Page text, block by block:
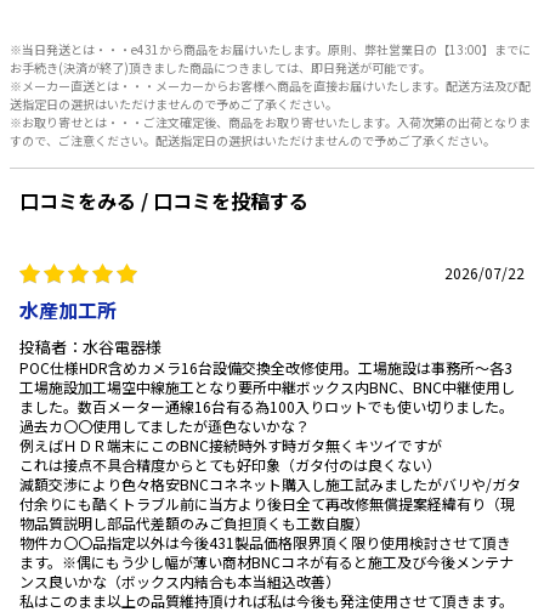
※当日発送とは・・・e431から商品をお届けいたします。原則、弊社営業日の【13:00】までに
お手続き(決済が終了)頂きました商品につきましては、即日発送が可能です。
※メーカー直送とは・・・メーカーからお客様へ商品を直接お届けいたします。配送方法及び配
送指定日の選択はいただけませんので予めご了承ください。
※お取り寄せとは・・・ご注文確定後、商品をお取り寄せいたします。入荷次第の出荷となりま
すので、ご注意ください。配送指定日の選択はいただけませんので予めご了承ください。
口コミをみる / 口コミを投稿する
2026/07/22
水産加工所
投稿者：水谷電器様
POC仕様HDR含めカメラ16台設備交換全改修使用。工場施設は事務所～各3
工場施設加工場空中線施工となり要所中継ボックス内BNC、BNC中継使用し
ました。数百メーター通線16台有る為100入りロットでも使い切りました。
過去カ〇〇使用してましたが遜色ないかな？
例えばＨＤＲ端末にこのBNC接続時外す時ガタ無くキツイですが
これは接点不具合精度からとても好印象（ガタ付のは良くない）
減額交渉により色々格安BNCコネネット購入し施工試みましたがバリや/ガタ
付余りにも酷くトラブル前に当方より後日全て再改修無償提案経緯有り（現
物品質説明し部品代差額のみご負担頂くも工数自腹）
物件カ〇〇品指定以外は今後431製品価格限界頂く限り使用検討させて頂き
ます。※偶にもう少し幅が薄い商材BNCコネが有ると施工及び今後メンテナ
ンス良いかな（ボックス内結合も本当組込改善）
私はこのまま以上の品質維持頂ければ私は今後も発注使用させて頂きます。